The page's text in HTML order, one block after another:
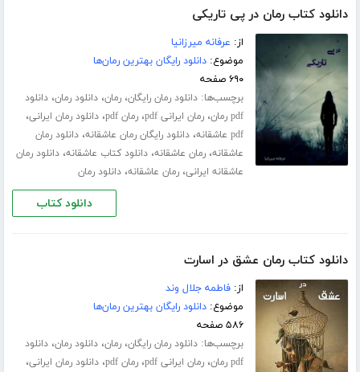
دانلود کتاب رمان در پی تاریکی
از: عرفانه میرزانیا
موضوع:دانلود رایگان بهترین رمان‌ها
۶۹۰ صفحه
برچسب‌ها:دانلود رمان رایگان،رمان،دانلود رمان،دانلود
pdf رمان
،رمان ایرانی pdf ،رمان pdf ،دانلود رمان ایرانی،
pdf عاشقانه ،دانلود رایگان رمان عاشقانه،دانلود رمان
عاشقانه،رمان عاشقانه،دانلود کتاب عاشقانه،دانلود رمان
عاشقانه ایرانی،رمان عاشقانه،دانلود رمان
دانلود کتاب
دانلود کتاب رمان عشق در اسارت
از:فاطمه جلال‌ وند
موضوع:دانلود رایگان بهترین رمان‌ها
۵۸۶ صفحه
برچسب‌ها:دانلود رمان رایگان،رمان،دانلود رمان،دانلود
pdf رمان
،رمان ایرانی pdf ،رمان pdf ،دانلود رمان ایرانی،